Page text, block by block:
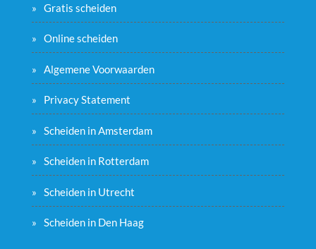
Gratis scheiden
Online scheiden
Algemene Voorwaarden
Privacy Statement
Scheiden in Amsterdam
Scheiden in Rotterdam
Scheiden in Utrecht
Scheiden in Den Haag